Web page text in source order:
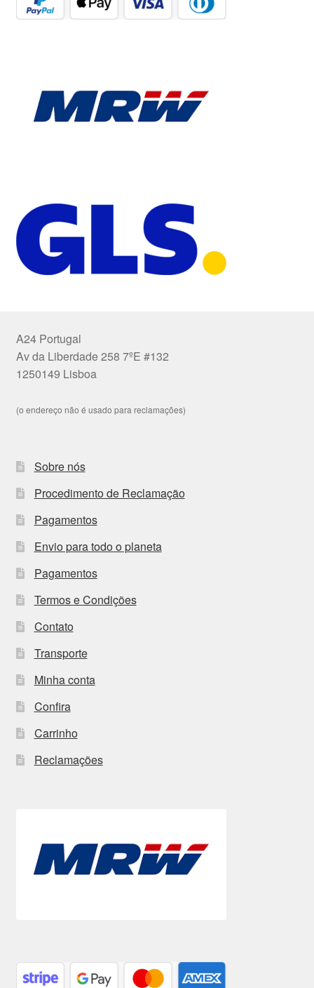
A24 Portugal
Av da Liberdade 258 7ºE #132
1250149 Lisboa
(o endereço não é usado para reclamações)
Sobre nós
Procedimento de Reclamação
Pagamentos
Envio para todo o planeta
Pagamentos
Termos e Condições
Contato
Transporte
Minha conta
Confira
Carrinho
Reclamações